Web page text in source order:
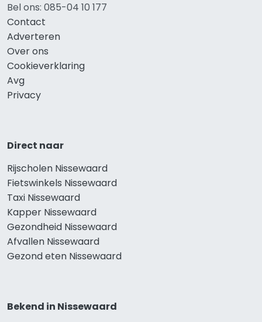
Bel ons: 085-04 10 177
Contact
Adverteren
Over ons
Cookieverklaring
Avg
Privacy
Direct naar
Rijscholen Nissewaard
Fietswinkels Nissewaard
Taxi Nissewaard
Kapper Nissewaard
Gezondheid Nissewaard
Afvallen Nissewaard
Gezond eten Nissewaard
Bekend in Nissewaard